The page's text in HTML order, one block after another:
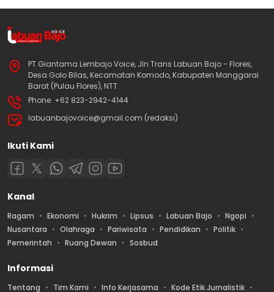
PT Giantama Lembajo Voice, Jln Trans Labuan Bajo - Flores,
Desa Golo Bilas, Kecamatan Komodo, Kabupaten Manggarai
Barat (Pulau Flores), NTT
Phone: +62 823-2942-4144
labuanbajovoice@gmail.com (redaksi)
Ikuti Kami
Kanal
Ragam Ekonomi Hukrim Lipsus Labuan Bajo
Ngopi
Nusantara
Olahraga Pariwisata Pendidikan
Politik
Pemerintah
Ruang Dewan Sosbud
Informasi
Tentang Tim Kami Info Kerjasama
Kode Etik Jurnalistik